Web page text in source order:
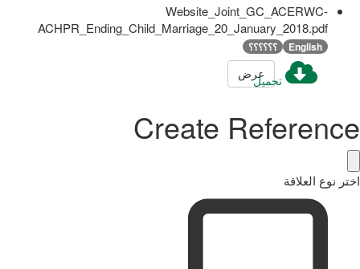
Website_Joint_GC_ACERWC-
ACHPR_Ending_Child_Marriage_20_January_2018.pdf
English ؟؟؟؟؟؟
تحميلعرض
Create Reference
اختر نوع العلاقة